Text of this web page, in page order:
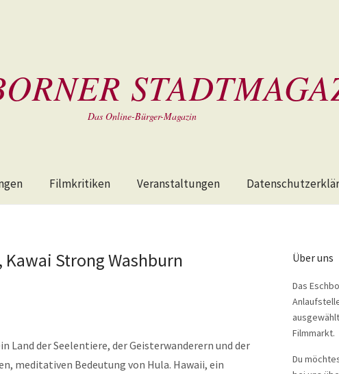
Das Online-Bürger-Magazin
Filmkritiken Veranstaltungen
Strong Washburn
Land der Seelentiere, der Geisterwanderern und der
meditativen Bedeutung von Hula. Hawaii, ein
Über uns
Das
Filmmarkt.
Du